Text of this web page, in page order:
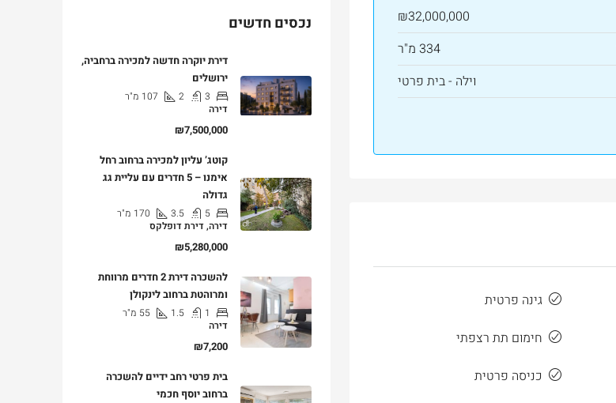
₪32,000,000
334 מ"ר
וילה - בית פרטי
גינה פרטית
חימום תת רצפתי
כניסה פרטית
נכסים חדשים
דירת יוקרה חדשה למכירה ברחביה,
ירושלים
3
2
107 מ"ר
דירה
₪7,500,000
קוטג’ עליון למכירה ברחוב רחל
אימנו – 5 חדרים עם עליית גג
גדולה
5
3.5
170 מ"ר
דירה, דירת דופלקס
₪5,280,000
להשכרה דירת 2 חדרים מרווחת
ומרוהטת ברחוב לינקולן
1
1.5
55 מ"ר
דירה
₪7,200
בית פרטי רחב ידיים להשכרה
ברחוב יוסף חכמי